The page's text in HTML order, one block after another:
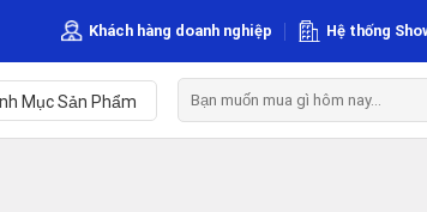
Khách hàng doanh nghiệp Hệ thống
Mục Sản Phẩm
kiếm: